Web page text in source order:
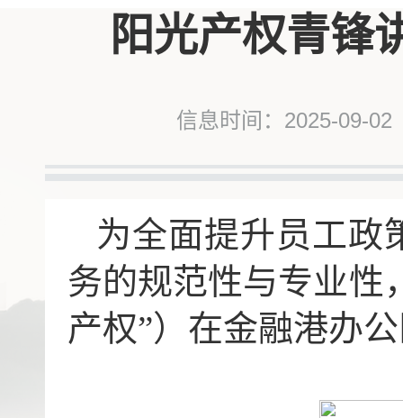
阳光产权青锋
信息时间：2025-09-02
为全面提升员工政
务的规范性与专业性
产权”）在金融港办